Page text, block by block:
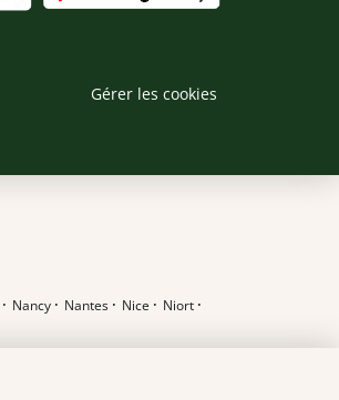
Gérer les cookies
· Nancy · Nantes · Nice · Niort ·